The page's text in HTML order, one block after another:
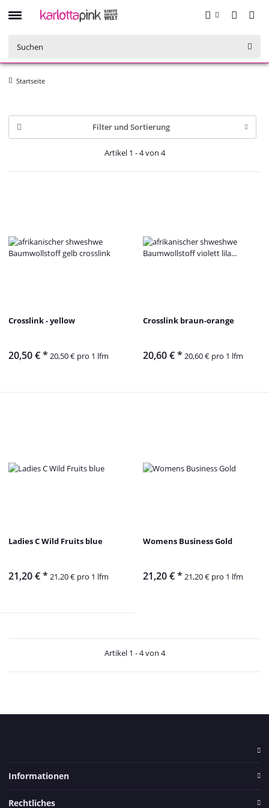
Startseite
Filter und Sortierung
Artikel 1 - 4 von 4
Crosslink - yellow
20,50 €* 20,50 € pro 1 lfm
Crosslink braun-orange
20,60 €* 20,60 € pro 1 lfm
Ladies C Wild Fruits blue
21,20 €* 21,20 € pro 1 lfm
Womens Business Gold
21,20 €* 21,20 € pro 1 lfm
Artikel 1 - 4 von 4
Informationen
Rechtliches